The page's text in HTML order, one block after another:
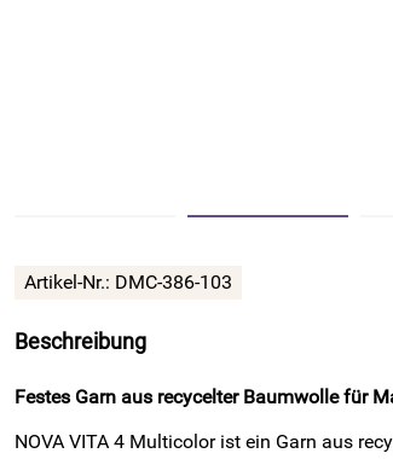
Artikel-Nr.: DMC-386-103
Beschreibung
Festes Garn aus recycelter Baumwolle für
NOVA VITA 4 Multicolor ist ein Garn aus